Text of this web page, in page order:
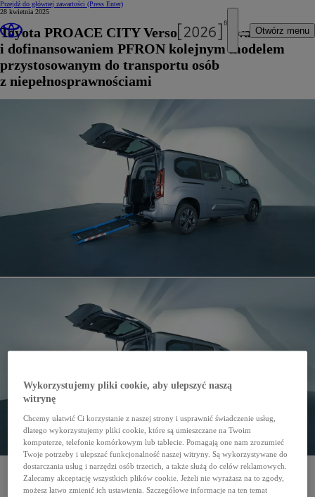
Przejdź do głównej zawartości (Press Enter)
Otwórz menu
28 kwietnia 2025
Toyota PROACE CITY Verso z zabudowami Gruau
i dofinansowaniem PFRON kolejnym modelem
przystosowanym do transportu osób
z niepełnosprawnościami
Toyota poszerzyła ofertę pojazdów dostosowanych do wygodnego i bezpiecznego przewozu osób
z niepełnosprawnościami. PROACE CITY Verso został wzbogacony o fabryczne pakiety Gruau,
a dzięki wsparciu finansowemu z Państwowego Funduszu Rehabilitacji Osób Niepełnosprawnych
(PFRON) cena samochodu zaczyna się już od 41 899 zł.
Wykorzystujemy pliki cookie, aby ulepszyć naszą
witrynę
Chcemy ułatwić Ci korzystanie z naszej strony i usprawnić świadczenie usług,
dlatego wykorzystujemy pliki cookie, które są umieszczane na Twoim
komputerze, telefonie komórkowym lub tablecie. Pomagają one nam zrozumieć
Twoje potrzeby i ulepszać funkcjonalność naszej witryny. Są wykorzystywane do
dostarczania usług i narzędzi osób trzecich, a także służą do celów reklamowych.
Zalecamy akceptację wszystkich plików cookie. Jeżeli nie wyrażasz na to zgody,
możesz łatwo zmienić ich ustawienia. Szczegółowe informacje na ten temat